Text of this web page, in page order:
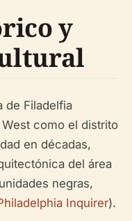
y
de Filadelfia
como el distrito
en décadas,
del área
negras,
Inquirer).